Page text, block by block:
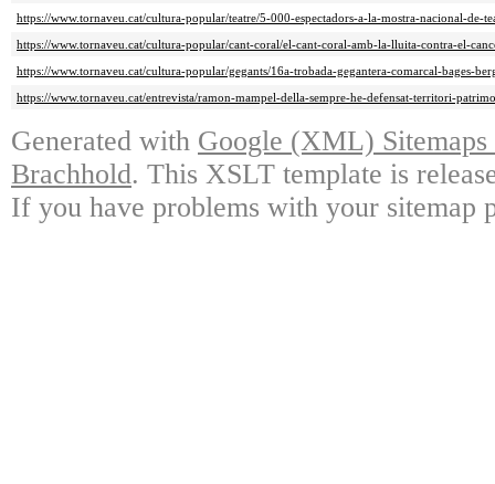
https://www.tornaveu.cat/cultura-popular/teatre/5-000-espectadors-a-la-mostra-nacional-de-
https://www.tornaveu.cat/cultura-popular/cant-coral/el-cant-coral-amb-la-lluita-contra-el-
https://www.tornaveu.cat/cultura-popular/gegants/16a-trobada-gegantera-comarcal-bages-
https://www.tornaveu.cat/entrevista/ramon-mampel-della-sempre-he-defensat-territori-
Generated with Google (XML)
Brachhold. This XSLT template is
If you have problems with your sitemap